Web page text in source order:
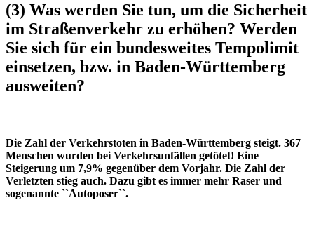
(3) Was werden Sie tun, um die Sicherheit
im Straßenverkehr zu erhöhen? Werden
Sie sich für ein bundesweites Tempolimit
einsetzen, bzw. in Baden-Württemberg
ausweiten?
Die Zahl der Verkehrstoten in Baden-Württemberg steigt. 367
Menschen wurden bei Verkehrsunfällen getötet! Eine
Steigerung um 7,9% gegenüber dem Vorjahr. Die Zahl der
Verletzten stieg auch. Dazu gibt es immer mehr Raser und
sogenannte ``Autoposer``.